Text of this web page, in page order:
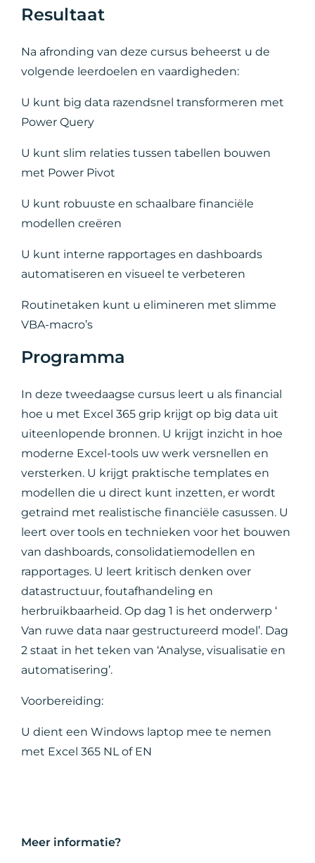
Resultaat
Na afronding van deze cursus beheerst u de
volgende leerdoelen en vaardigheden:
U kunt big data razendsnel transformeren met
Power Query
U kunt slim relaties tussen tabellen bouwen
met Power Pivot
U kunt robuuste en schaalbare financiële
modellen creëren
U kunt interne rapportages en dashboards
automatiseren en visueel te verbeteren
Routinetaken kunt u elimineren met slimme
VBA-macro’s
Programma
In deze tweedaagse cursus leert u als financial
hoe u met Excel 365 grip krijgt op big data uit
uiteenlopende bronnen. U krijgt inzicht in hoe
moderne Excel-tools uw werk versnellen en
versterken. U krijgt praktische templates en
modellen die u direct kunt inzetten, er wordt
getraind met realistische financiële casussen. U
leert over tools en technieken voor het bouwen
van dashboards, consolidatiemodellen en
rapportages. U leert kritisch denken over
datastructuur, foutafhandeling en
herbruikbaarheid. Op dag 1 is het onderwerp ‘
Van ruwe data naar gestructureerd model’. Dag
2 staat in het teken van ‘Analyse, visualisatie en
automatisering’.
Voorbereiding:
U dient een Windows laptop mee te nemen
met Excel 365 NL of EN
Meer informatie?